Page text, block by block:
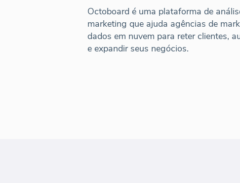
Octoboard é uma plataforma de
marketing que ajuda agências de
dados em nuvem para reter clientes,
e expandir seus negócios.